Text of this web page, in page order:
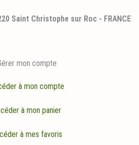
Saint Christophe sur Roc - FRANCE
mon compte
à mon compte
à mon panier
à mes favoris